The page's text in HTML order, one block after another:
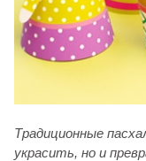
Традиционные
украсить, но и